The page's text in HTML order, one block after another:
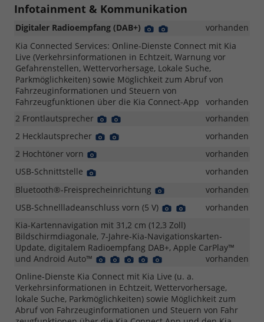
Infotainment & Kommunikation
Digitaler Radioempfang (DAB+)
Detail
vorhanden
Kia Connected Services: Online-Dienste Connect mit Kia
Live (Verkehrsinformationen in Echtzeit, Warnung vor
Gefahrenstellen, Wettervorhersage, Lokale Suche,
Parkmöglichkeiten) sowie Möglichkeit zum Abruf von
Fahrzeuginformationen und Steuern von
Fahrzeugfunktionen über die Kia Connect-App
vorhanden
2 Frontlautsprecher
Detail
vorhanden
2 Hecklautsprecher
Detail
vorhanden
2 Hochtöner vorn
vorhanden
USB-Schnittstelle
vorhanden
Bluetooth®-Freisprecheinrichtung
vorhanden
USB-Schnellladeanschluss vorn (5 V)
DetailDetailvorhanden
Kia-Kartennavigation mit 31,2 cm (12,3 Zoll)
Bildschirmdiagonale, 7-Jahre-Kia-Navigationskarten-
Update, digitalem Radioempfang DAB+, Apple CarPlay™
und Android Auto™
DetailDetailDetailDetail
vorhanden
Online-Dienste Kia Connect mit Kia Live (u. a.
Verkehrsinformationen in Echtzeit, Wettervorhersage,
lokale Suche, Parkmöglichkeiten) sowie Möglichkeit zum
Abruf von Fahrzeuginformationen und Steuern von Fahr